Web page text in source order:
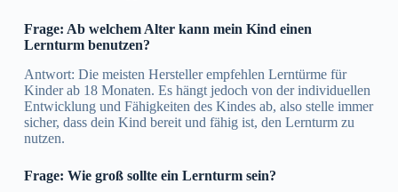
Frage: Ab welchem Alter kann mein Kind einen
Lernturm benutzen?
Antwort: Die meisten Hersteller empfehlen Lerntürme für
Kinder ab 18 Monaten. Es hängt jedoch von der individuellen
Entwicklung und Fähigkeiten des Kindes ab, also stelle immer
sicher, dass dein Kind bereit und fähig ist, den Lernturm zu
nutzen.
Frage: Wie groß sollte ein Lernturm sein?